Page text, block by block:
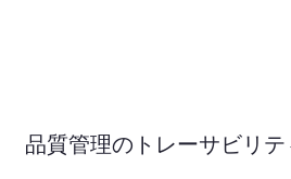
品質管理のトレーサビリテ